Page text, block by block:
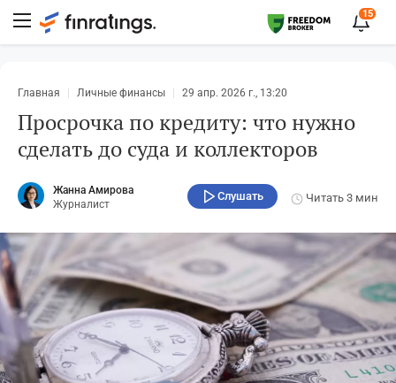
15
Главная Личные финансы 29 апр. 2026 г., 13:20
Просрочка по кредиту: что нужно
сделать до суда и коллекторов
Жанна Амирова
Журналист
Слушать Читать 3 мин